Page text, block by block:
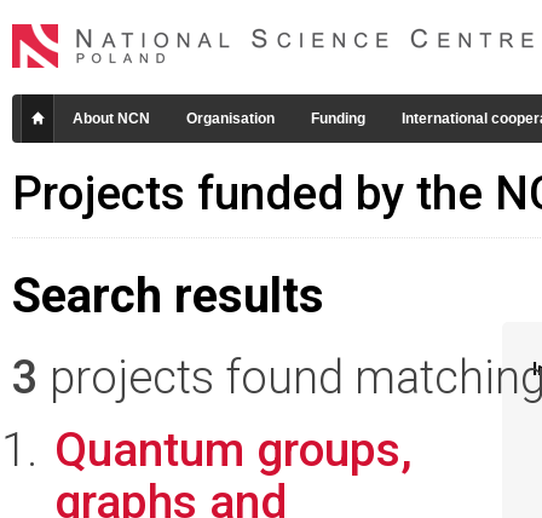
About NCN Organisation Funding International
Projects funded by the
Search results
3 projects found
Quantum groups,
graphs and